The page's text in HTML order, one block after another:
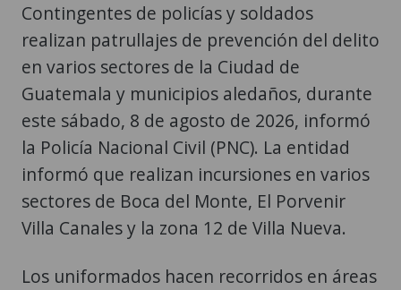
Contingentes de policías y soldados
realizan patrullajes de prevención del delito
en varios sectores de la Ciudad de
Guatemala y municipios aledaños, durante
este sábado, 8 de agosto de 2026, informó
la Policía Nacional Civil (PNC). La entidad
informó que realizan incursiones en varios
sectores de Boca del Monte, El Porvenir
Villa Canales y la zona 12 de Villa Nueva.
Los uniformados hacen recorridos en áreas